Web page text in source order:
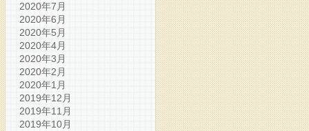
2020年7月
2020年6月
2020年5月
2020年4月
2020年3月
2020年2月
2020年1月
2019年12月
2019年11月
2019年10月